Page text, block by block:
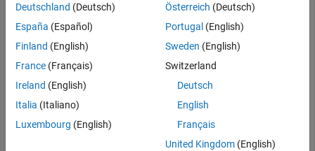
Create a satellite scenario object.
sc = satelliteScenario;
Specify not to automatically show scenario entities in an open
Satellite Scenario Viewer.
Deutschland (Deutsch)
España (Español)
Finland (English)
France (Français)
Ireland (English)
Italia (Italiano)
Luxembourg (English)
Österreich (Deutsch)
Portugal (English)
Sweden (English)
Switzerland
Deutsch
English
Français
United Kingdom(English)